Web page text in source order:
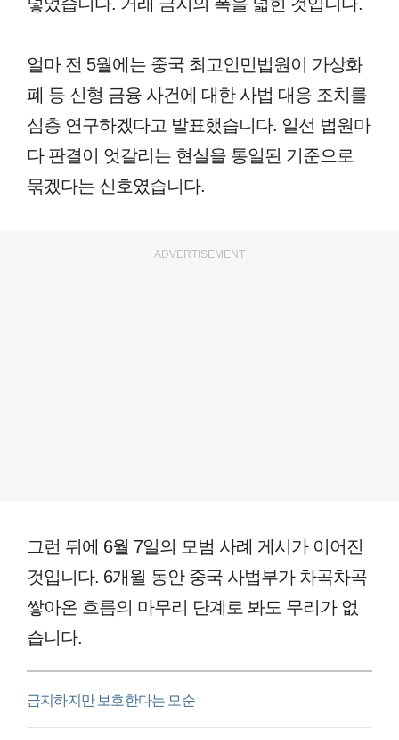
얼마 전 5월에는 중국 최고인민법원이 가상화
폐 등 신형 금융 사건에 대한 사법 대응 조치를
심층 연구하겠다고 발표했습니다. 일선 법원마
다 판결이 엇갈리는 현실을 통일된 기준으로
묶겠다는 신호였습니다.
ADVERTISEMENT
그런 뒤에 6월 7일의 모범 사례 게시가 이어진
것입니다. 6개월 동안 중국 사법부가 차곡차곡
쌓아온 흐름의 마무리 단계로 봐도 무리가 없
습니다.
금지하지만 보호한다는 모순